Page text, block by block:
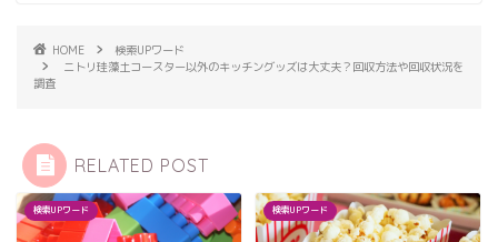
HOME
検索UPワード
ニトリ珪藻土コースター以外のキッチングッズは大丈夫？回収方法や回収状況を
調査
RELATED POST
検索UPワード 検索UPワード